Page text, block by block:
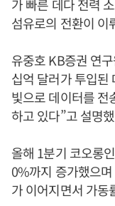
가 빠른 데다 전력
섬유로의 전환이 이
유중호 KB증권 연
십억 달러가 투입된
빛으로 데이터를 전
하고 있다”고 설명
올해 1분기 코오롱
0%까지 증가했으
가 이어지면서 가동